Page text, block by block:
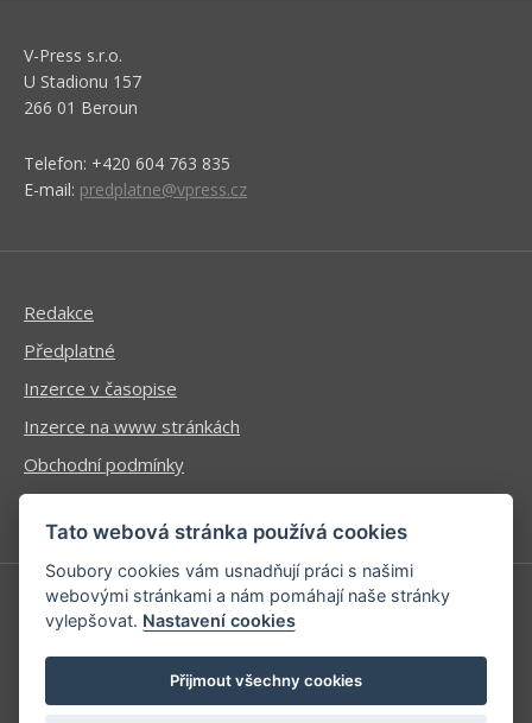
V-Press s.r.o.
U Stadionu 157
266 01 Beroun
Telefon: +420 604 763 835
E-mail: predplatne@vpress.cz
Redakce
Předplatné
Inzerce v časopise
Inzerce na www stránkách
Obchodní podmínky
Ochrana osobních údajů
Příhlášení | Registrace
Kontaktní informace
Mapa stránek
Tato webová stránka používá cookies
Soubory cookies vám usnadňují práci s našimi
webovými stránkami a nám pomáhají naše stránky
vylepšovat. Nastavení cookies
Přijmout všechny cookies